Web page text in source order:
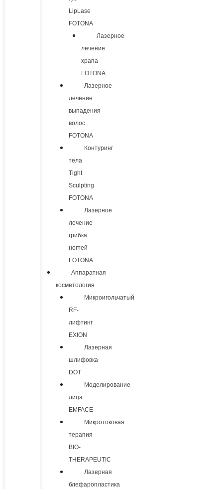
LipLase
FOTONA
Лазерное
лечение
храпа
FOTONA
Лазерное
лечение
выпадения
волос
FOTONA
Контуринг
тела
Tight
Sculpting
FOTONA
Лазерное
лечение
грибка
ногтей
FOTONA
Аппаратная
косметология
Микроигольчатый
RF-
лифтинг
EXION
Лазерная
шлифовка
DOT
Моделирование
лица
EMFACE
Микротоковая
терапия
BIO-
THERAPEUTIC
Лазерная
блефаропластика